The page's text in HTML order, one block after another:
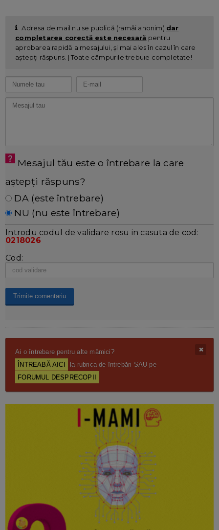
Adresa de mail nu se publică (ramâi anonim) dar
completarea corectă este necesară pentru
aprobarea rapidă a mesajului, și mai ales în cazul în care
aștepți răspuns. | Toate câmpurile trebuie completate!
Mesajul tău este o întrebare la care
aștepți răspuns?
DA (este întrebare)
NU (nu este întrebare)
Introdu codul de validare rosu in casuta de cod:
0218026
Cod:
Ai o întrebare pentru alte mămici?
ÎNTREABĂ AICI
la rubrica de întrebări SAU pe
FORUMUL DESPRECOPII